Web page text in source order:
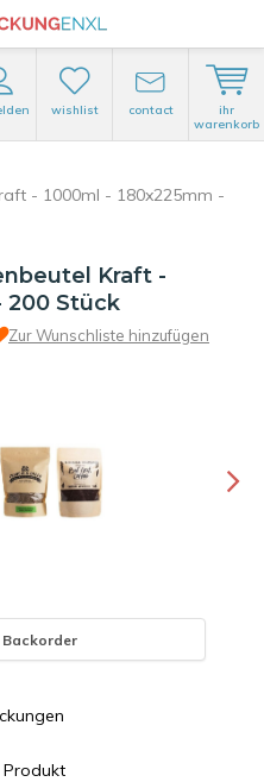
wishlist contact
ihr
warenkorb
- 1000ml - 180x225mm -
Kraft -
200 Stück
Zur Wunschliste hinzufügen
Backorder